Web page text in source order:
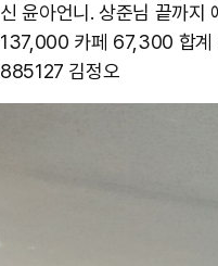
신 윤아언니. 상준님 끝까지
137,000 카페 67,300 합
885127 김정오